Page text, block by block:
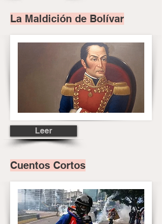
La Maldición de Bolívar
Leer
Cuentos Cortos